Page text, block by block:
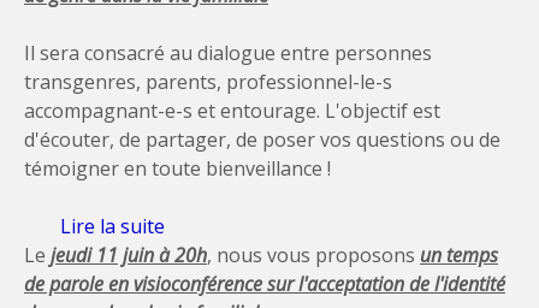
Il sera consacré au dialogue entre personnes
transgenres, parents, professionnel-le-s
accompagnant-e-s et entourage. L'objectif est
d'écouter, de partager, de poser vos questions ou de
témoigner en toute bienveillance !
Lire la suite
Le jeudi 11 juinà 20h, nous vous proposons un temps
de parole en visioconférencesur l'acceptation de l'identité